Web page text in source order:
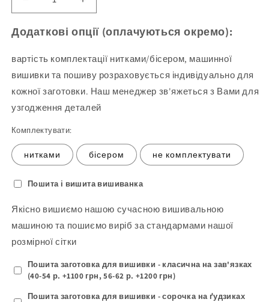
Зменшіть
кількість
Блуза
213
для
вишивання)
Збільшити
кількість
продукту
жіноча
(заготовка
для
вишивання)
Додаткові опції (оплачуються окремо):
вартість комплектації нитками/бісером, машинної
вишивки та пошиву розраховується індивідуально для
кожної заготовки. Наш менеджер зв'яжеться з Вами для
узгодження деталей
Комплектувати:
нитками бісером не комплектувати
Пошита і вишита вишиванка
Якісно вишиємо нашою сучасною вишивальною
машиною та пошиємо виріб за стандармами нашої
розмірної сітки
Пошита заготовка для вишивки - класична на зав'язках
(40-54 р. +1100 грн, 56-62 р. +1200 грн)
Пошита заготовка для вишивки - сорочка на ґудзиках